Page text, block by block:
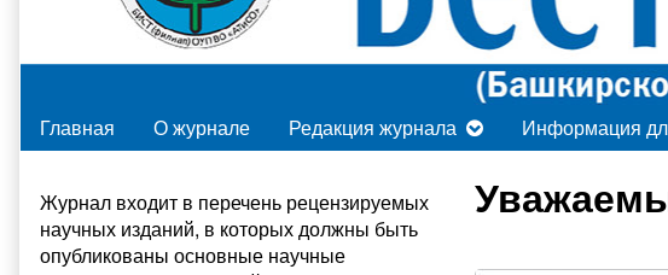
Главная О журнале Редакция журнала Информация
Primary
Sidebar
Журнал входит в перечень рецензируемых
научных изданий, в которых должны быть
опубликованы основные научные